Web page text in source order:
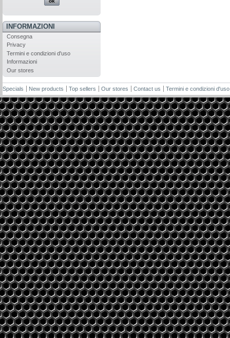
INFORMAZIONI
Consegna
Privacy
Termini e condizioni d'uso
Informazioni
Our stores
Specials New products Top sellers Our stores Contact us Termini e condizioni d'uso